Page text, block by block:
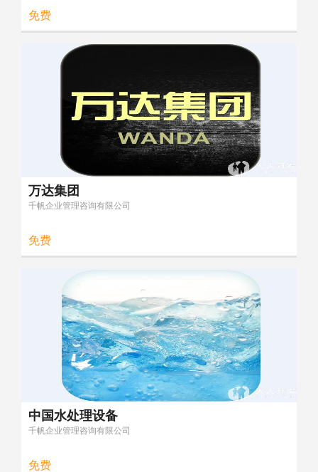
免费
万达集团
千帆企业管理咨询有限公司
免费
中国水处理设备
千帆企业管理咨询有限公司
免费